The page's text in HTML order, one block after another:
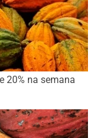
20% na semana